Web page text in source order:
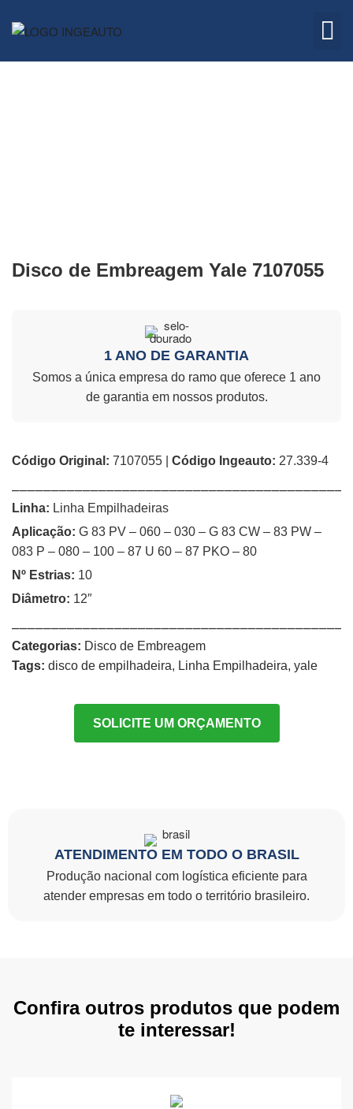
Disco de Embreagem Yale 7107055
1 ANO DE GARANTIA
Somos a única empresa do ramo que oferece 1 ano
de garantia em nossos produtos.
Código Original: 7107055 | Código Ingeauto: 27.339-4
Linha: Linha Empilhadeiras
Aplicação: G 83 PV – 060 – 030 – G 83 CW – 83 PW –
083 P – 080 – 100 – 87 U 60 – 87 PKO – 80
Nº Estrias: 10
Diâmetro: 12″
Categorias: Disco de Embreagem
Tags: disco de empilhadeira, Linha Empilhadeira, yale
SOLICITE UM ORÇAMENTO
ATENDIMENTO EM TODO O BRASIL
Produção nacional com logística eficiente para
atender empresas em todo o território brasileiro.
Confira outros produtos que podem
te interessar!